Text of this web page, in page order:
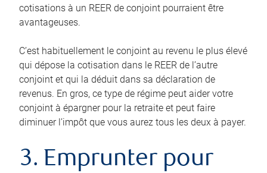
cotisations à un REER de conjoint pourraient être
avantageuses.
C’est habituellement le conjoint au revenu le plus élevé
qui dépose la cotisation dans le REER de l’autre
conjoint et qui la déduit dans sa déclaration de
revenus. En gros, ce type de régime peut aider votre
conjoint à épargner pour la retraite et peut faire
diminuer l’impôt que vous aurez tous les deux à payer.
3. Emprunter pour